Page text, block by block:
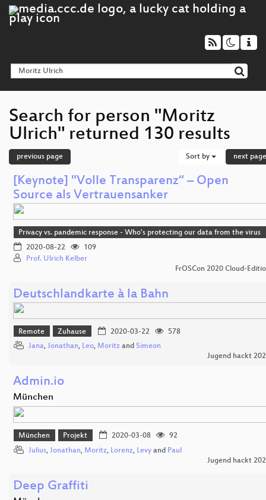
Search for person "Moritz
Ulrich" returned 130 results
previous page Sort by next page
[Keynote] "Volle Transparenz“ – Open
Source als Vertrauensanker
Privacy vs. pandemic response - Who's protecting our data from the virus
2020-08-22
109
Prof. Ulrich Kelber
FrOSCon 2020 Cloud-
Deutschlandkarte à la Bahn
Remote Zuhause 2020-03-22
578
Jana, Jonathan, Leo, Moritz and Simeon
Jugend hackt
Admin.io
München
München Projekt 2020-03-08
92
Julius, Jonathan, Moritz, Lorenz, Levy and Paul
Jugend hackt
Deep Graffiti